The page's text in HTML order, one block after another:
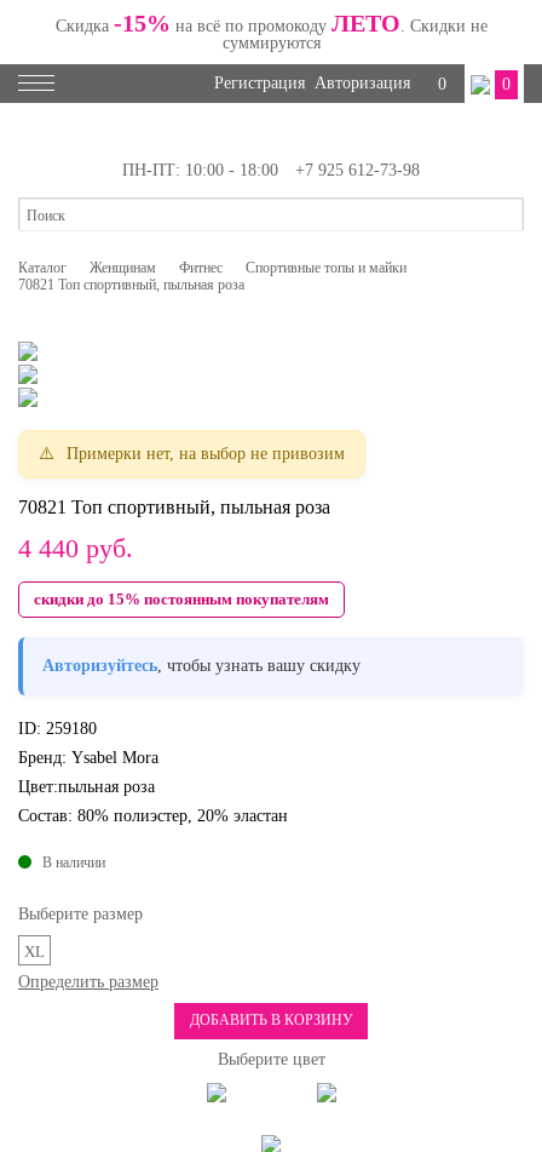
Скидка -15% на всё по промокоду ЛЕТО. Скидки не
суммируются
Регистрация Авторизация 0 0
ПН-ПТ: 10:00 - 18:00 +7 925 612-73-98
Каталог Женщинам Фитнес
Спортивные топы и майки
70821 Топ спортивный, пыльная роза
Примерки нет, на выбор не привозим
70821 Топ спортивный, пыльная роза
4 440 руб.
скидки до 15% постоянным покупателям
Авторизуйтесь, чтобы узнать вашу скидку
ID: 259180
Бренд: Ysabel Mora
Цвет:пыльная роза
Состав: 80% полиэстер, 20% эластан
В наличии
Выберите размер
XL
Определить размер
ДОБАВИТЬ В КОРЗИНУ
Выберите цвет